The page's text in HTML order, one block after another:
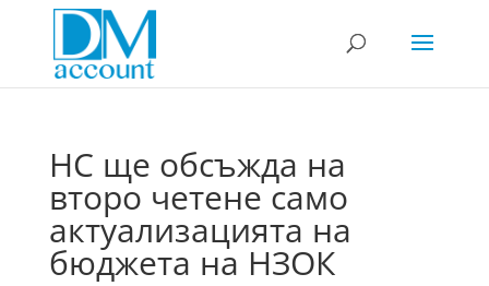
НС ще обсъжда на
второ четене само
актуализацията на
бюджета на НЗОК